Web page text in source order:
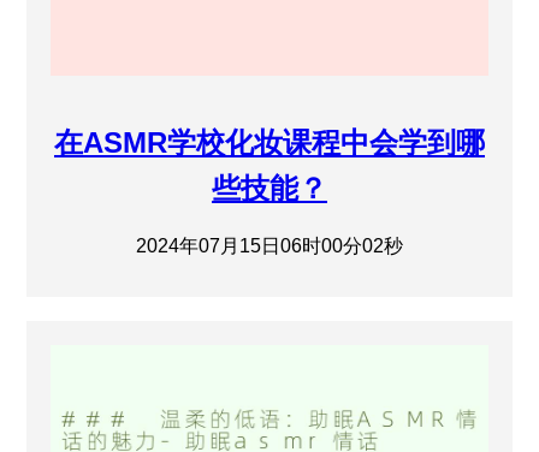
在ASMR学校化妆课程中会学到哪
些技能？
2024年07月15日06时00分02秒